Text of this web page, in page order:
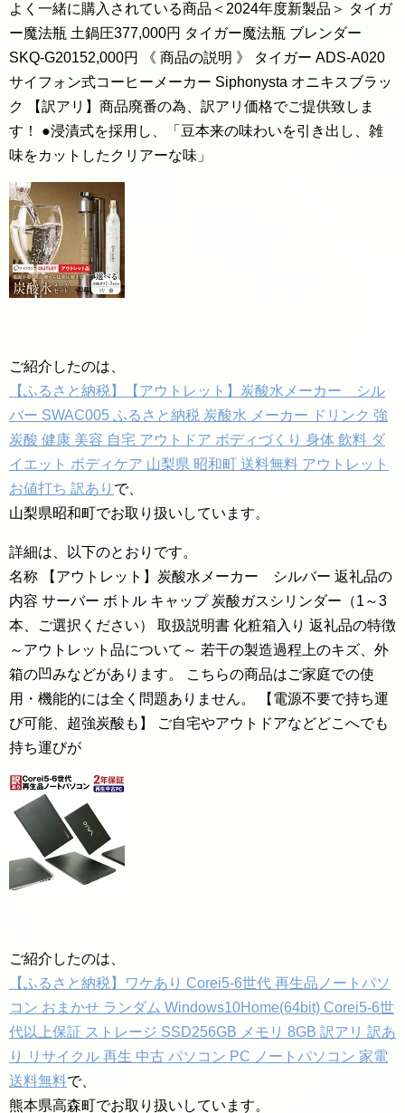
よく一緒に購入されている商品＜2024年度新製品＞ タイガ
ー魔法瓶 土鍋圧377,000円 タイガー魔法瓶 ブレンダー
SKQ-G20152,000円 《 商品の説明 》 タイガー ADS-A020
サイフォン式コーヒーメーカー Siphonysta オニキスブラッ
ク 【訳アリ】商品廃番の為、訳アリ価格でご提供致しま
す！ ●浸漬式を採用し、「豆本来の味わいを引き出し、雑
味をカットしたクリアーな味」
ご紹介したのは、
【ふるさと納税】【アウトレット】炭酸水メーカー シル
バー SWAC005 ふるさと納税 炭酸水 メーカー ドリンク 強
炭酸 健康 美容 自宅 アウトドア ボディづくり 身体 飲料 ダ
イエット ボディケア 山梨県 昭和町 送料無料 アウトレット
お値打ち 訳あり で、
山梨県昭和町でお取り扱いしています。
詳細は、以下のとおりです。
名称 【アウトレット】炭酸水メーカー シルバー 返礼品の
内容 サーバー ボトル キャップ 炭酸ガスシリンダー（1～3
本、ご選択ください） 取扱説明書 化粧箱入り 返礼品の特徴
～アウトレット品について～ 若干の製造過程上のキズ、外
箱の凹みなどがあります。 こちらの商品はご家庭での使
用・機能的には全く問題ありません。 【電源不要で持ち運
び可能、超強炭酸も】 ご自宅やアウトドアなどどこへでも
持ち運びが
ご紹介したのは、
【ふるさと納税】ワケあり Corei5-6世代 再生品ノートパソ
コン おまかせ ランダム Windows10Home(64bit) Corei5‐6世
代以上保証 ストレージ SSD256GB メモリ 8GB 訳アリ 訳あ
り リサイクル 再生 中古 パソコン PC ノートパソコン 家電
送料無料で、
熊本県高森町でお取り扱いしています。